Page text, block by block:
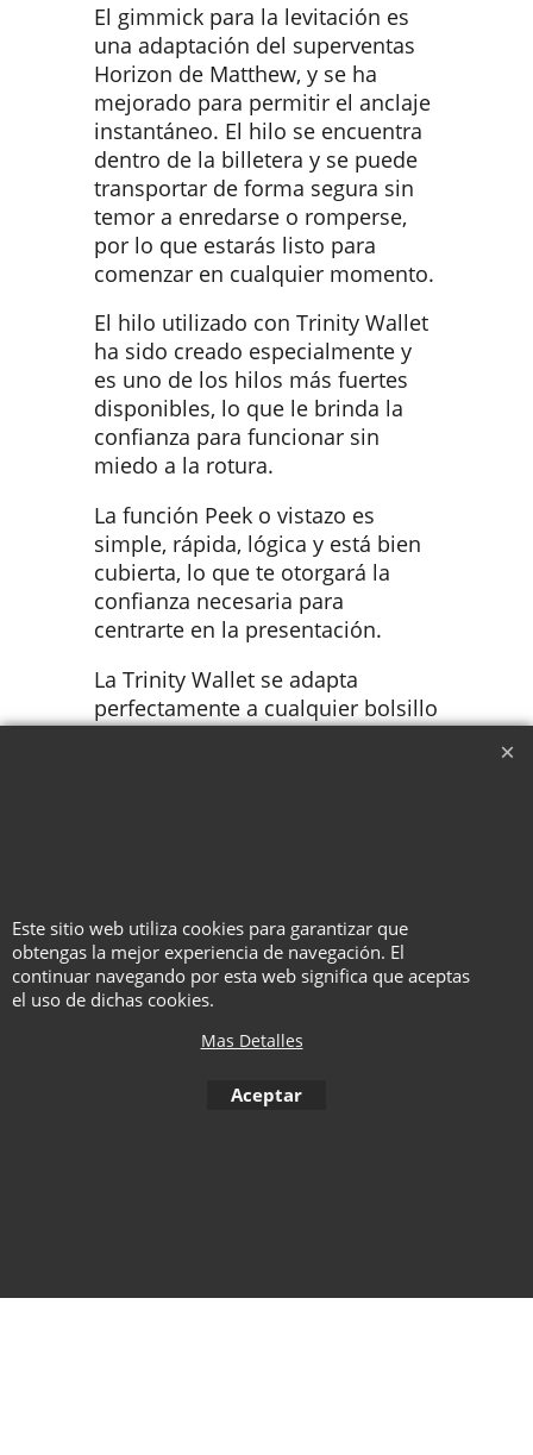
El gimmick para la levitación es
una adaptación del superventas
Horizon de Matthew, y se ha
mejorado para permitir el anclaje
instantáneo. El hilo se encuentra
dentro de la billetera y se puede
transportar de forma segura sin
temor a enredarse o romperse,
por lo que estarás listo para
comenzar en cualquier momento.
El hilo utilizado con Trinity Wallet
ha sido creado especialmente y
es uno de los hilos más fuertes
disponibles, lo que le brinda la
confianza para funcionar sin
miedo a la rotura.
La función Peek o vistazo es
simple, rápida, lógica y está bien
cubierta, lo que te otorgará la
confianza necesaria para
centrarte en la presentación.
La Trinity Wallet se adapta
perfectamente a cualquier bolsillo
de hilo maravilloso y más de 2
horas de instrucciones y rutinas.
To create online store ShopFactory eCommerce software was used.
Este sitio web utiliza cookies para garantizar que
obtengas la mejor experiencia de navegación. El
continuar navegando por esta web significa que aceptas
el uso de dichas cookies.
Mas Detalles
Aceptar